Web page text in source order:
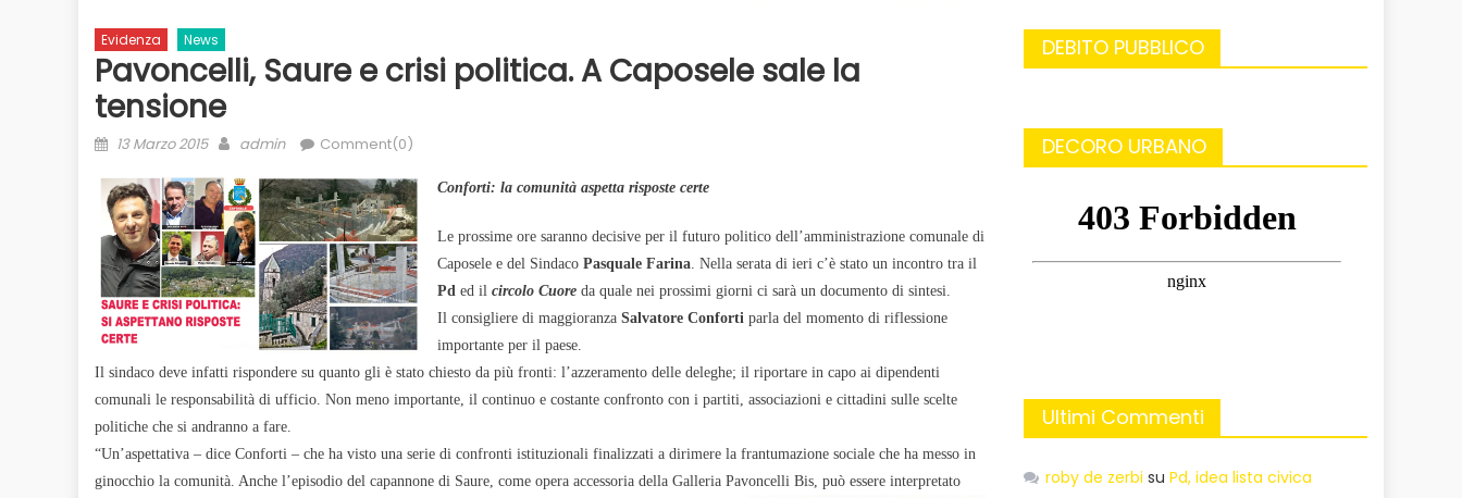
Evidenza News
Pavoncelli, Saure e crisi politica. A Caposele sale la
tensione
Posted
13 Marzo 2015 Author
admin Comment(0)
Conforti: la comunità aspetta risposte certe
Le prossime ore saranno decisive per il futuro politico dell’amministrazione comunale di
Caposele e del Sindaco Pasquale Farina. Nella serata di ieri c’è stato un incontro tra il
Pd ed il circolo Cuore da quale nei prossimi giorni ci sarà un documento di sintesi.
Il consigliere di maggioranza Salvatore Conforti parla del momento di riflessione
importante per il paese.
Il sindaco deve infatti rispondere su quanto gli è stato chiesto da più fronti: l’azzeramento delle deleghe; il riportare in capo ai dipendenti
comunali le responsabilità di ufficio. Non meno importante, il continuo e costante confronto con i partiti, associazioni e cittadini sulle scelte
politiche che si andranno a fare.
“Un’aspettativa – dice Conforti – che ha visto una serie di confronti istituzionali finalizzati a dirimere la frantumazione sociale che ha messo in
ginocchio la comunità. Anche l’episodio del capannone di Saure, come opera accessoria della Galleria Pavoncelli Bis, può essere interpretato
DEBITO PUBBLICO
DECORO URBANO
Ultimi Commenti
roby de zerbi suPd, idea lista civica